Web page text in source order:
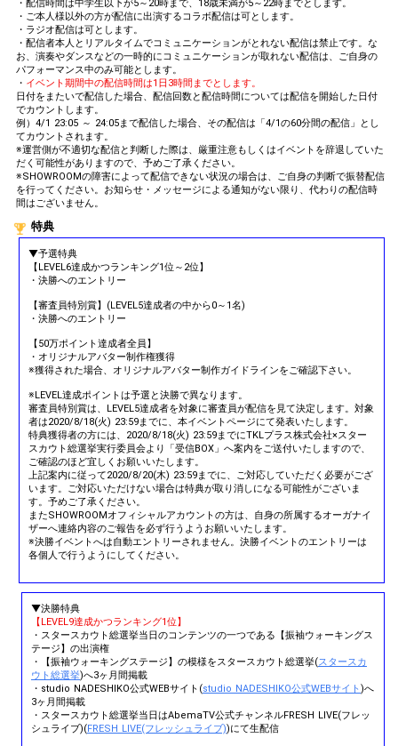
・配信時間は中学生以下が5～20時まで、18歳未満が5～22時までとします。
・ご本人様以外の方が配信に出演するコラボ配信は可とします。
・ラジオ配信は可とします。
・配信者本人とリアルタイムでコミュニケーションがとれない配信は禁止です。な
お、演奏やダンスなどの一時的にコミュニケーションが取れない配信は、ご自身の
パフォーマンス中のみ可能とします。
・ イベント期間中の配信時間は1日3時間までとします。
日付をまたいで配信した場合、配信回数と配信時間については配信を開始した日付
でカウントします。
例）4/1 23:05 ～ 24:05まで配信した場合、その配信は「4/1の60分間の配信」とし
てカウントされます。
※運営側が不適切な配信と判断した際は、厳重注意もしくはイベントを辞退していた
だく可能性がありますので、予めご了承ください。
※SHOWROOMの障害によって配信できない状況の場合は、ご自身の判断で振替配信
を行ってください。お知らせ・メッセージによる通知がない限り、代わりの配信時
間はございません。
特典
▼予選特典
【LEVEL6達成かつランキング1位～2位】
・決勝へのエントリー
【審査員特別賞】(LEVEL5達成者の中から0～1名)
・決勝へのエントリー
【50万ポイント達成者全員】
・オリジナルアバター制作権獲得
※獲得された場合、オリジナルアバター制作ガイドラインをご確認下さい。
※LEVEL達成ポイントは予選と決勝で異なります。
審査員特別賞は、LEVEL5達成者を対象に審査員が配信を見て決定します。対象
者は2020/8/18(火) 23:59までに、本イベントページにて発表いたします。
特典獲得者の方には、2020/8/18(火) 23:59までにTKLプラス株式会社×スター
スカウト総選挙実行委員会より「受信BOX」へ案内をご送付いたしますので、
ご確認のほど宜しくお願いいたします。
上記案内に従って2020/8/20(木) 23:59までに、ご対応していただく必要がござ
います。ご対応いただけない場合は特典が取り消しになる可能性がございま
す。予めご了承ください。
またSHOWROOMオフィシャルアカウントの方は、自身の所属するオーガナイ
ザーへ連絡内容のご報告を必ず行うようお願いいたします。
※決勝イベントへは自動エントリーされません。決勝イベントのエントリーは
各個人で行うようにしてください。
▼決勝特典
【LEVEL9達成かつランキング1位】
・スタースカウト総選挙当日のコンテンツの一つである【振袖ウォーキングス
テージ】の出演権
・【振袖ウォーキングステージ】の模様をスタースカウト総選挙(スタースカ
ウト総選挙)へ3ヶ月間掲載
・studio NADESHIKO公式WEBサイト(studio NADESHIKO公式WEBサイト)へ
3ヶ月間掲載
・スタースカウト総選挙当日はAbemaTV公式チャンネルFRESH LIVE(フレッ
シュライブ)(FRESH LIVE(フレッシュライブ))にて生配信